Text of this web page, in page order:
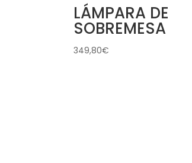
LÁMPARA DE
SOBREMESA
349,80€